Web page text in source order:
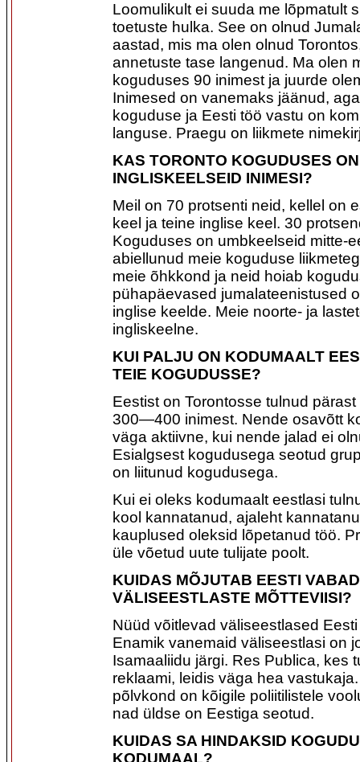
Loomulikult ei suuda me lõpmatult
toetuste hulka. See on olnud
aastad, mis ma olen olnud
annetuste tase langenud. Ma olen
koguduses 90 inimest ja juurde
Inimesed on vanemaks jäänud,
koguduse ja Eesti töö vastu on
languse. Praegu on liikmete
KAS TORONTO KOGUDUSES
INGLISKEELSEID INIMESI?
Meil on 70 protsenti neid, kellel on
keel ja teine inglise keel. 30
Koguduses on umbkeelseid mitte-
abiellunud meie koguduse
meie õhkkond ja neid hoiab
pühapäevased jumalateenistused
inglise keelde. Meie noorte- ja
ingliskeelne.
KUI PALJU ON KODUMAALT
TEIE KOGUDUSSE?
Eestist on Torontosse tulnud
300—400 inimest. Nende osavõtt
väga aktiivne, kui nende jalad ei
Esialgsest kogudusega seotud
on liitunud kogudusega.
Kui ei oleks kodumaalt eestlasi
kool kannatanud, ajaleht
kauplused oleksid lõpetanud töö.
üle võetud uute tulijate poolt.
KUIDAS MÕJUTAB EESTI
VÄLISEESTLASTE MÕTTEVIISI?
Nüüd võitlevad väliseestlased
Enamik vanemaid väliseestlasi on
Isamaaliidu järgi. Res Publica, kes
reklaami, leidis väga hea
põlvkond on kõigile poliitilistele
nad üldse on Eestiga seotud.
KUIDAS SA HINDAKSID